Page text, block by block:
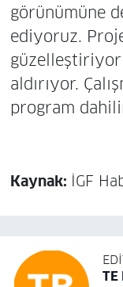
görünümüne
ediyoruz.
güzelleştiriyor
aldırıyor.
program
Kaynak: İGF